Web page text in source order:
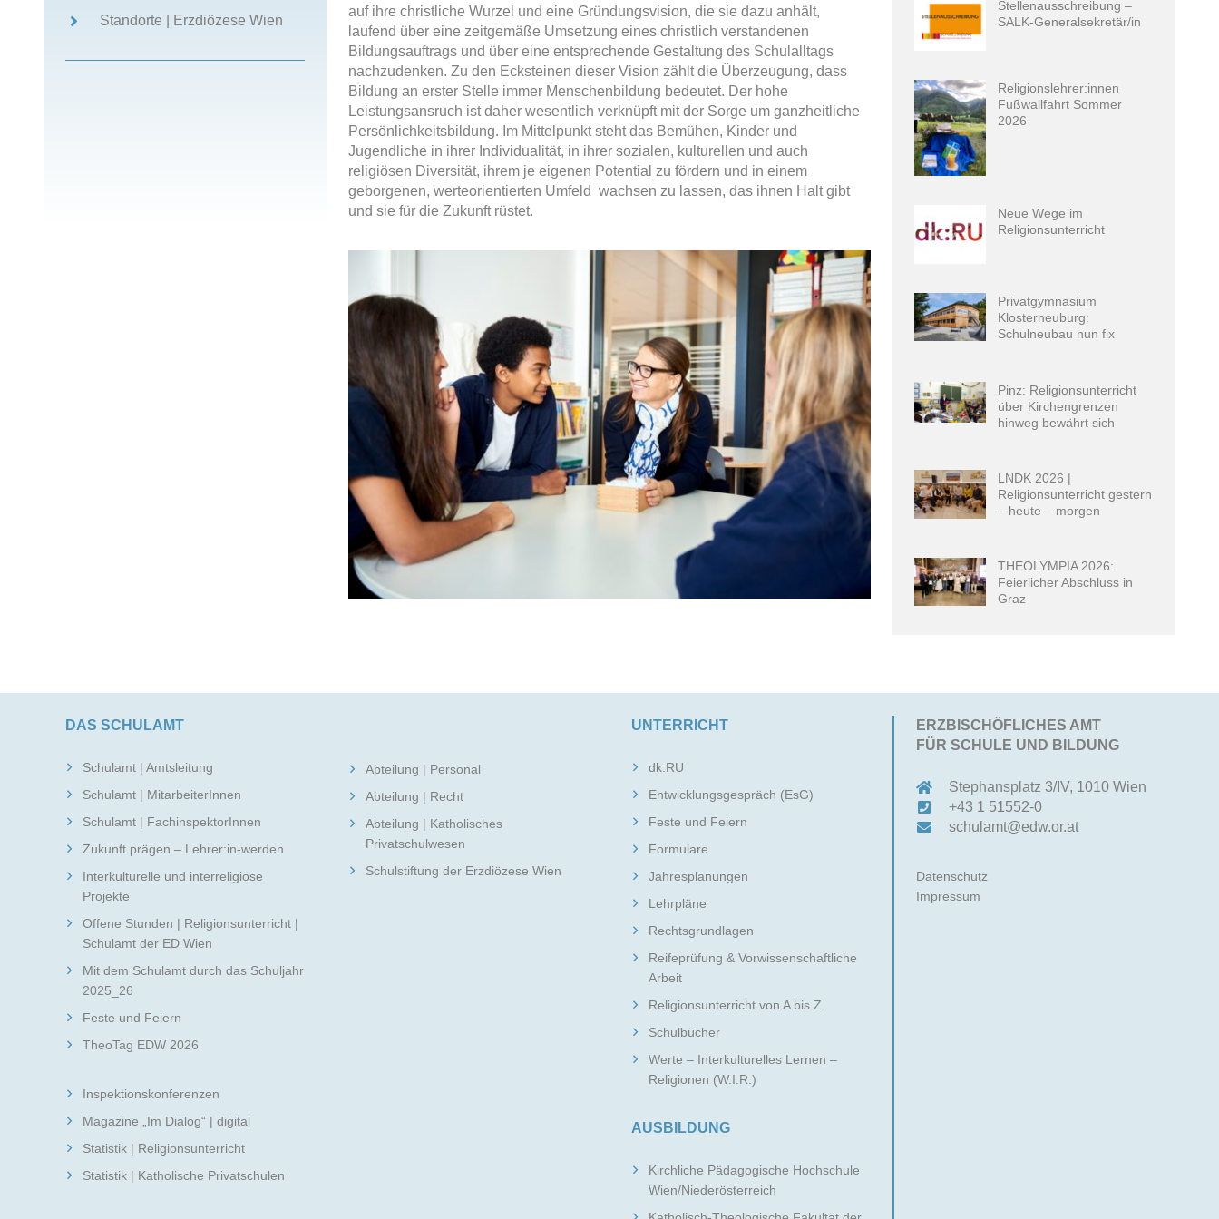
Standorte | Erzdiözese Wien
auf ihre christliche Wurzel und eine Gründungsvision, die sie dazu anhält,
laufend über eine zeitgemäße Umsetzung eines christlich verstandenen
Bildungsauftrags und über eine entsprechende Gestaltung des Schulalltags
nachzudenken. Zu den Ecksteinen dieser Vision zählt die Überzeugung, dass
Bildung an erster Stelle immer Menschenbildung bedeutet. Der hohe
Leistungsansruch ist daher wesentlich verknüpft mit der Sorge um ganzheitliche
Persönlichkeitsbildung. Im Mittelpunkt steht das Bemühen, Kinder und
Jugendliche in ihrer Individualität, in ihrer sozialen, kulturellen und auch
religiösen Diversität, ihrem je eigenen Potential zu fördern und in einem
geborgenen, werteorientierten Umfeld wachsen zu lassen, das ihnen Halt gibt
und sie für die Zukunft rüstet.
Stellenausschreibung –
SALK-Generalsekretär/in
Religionslehrer:innen
Fußwallfahrt Sommer
2026
Neue Wege im
Religionsunterricht
Privatgymnasium
Klosterneuburg:
Schulneubau nun fix
Pinz: Religionsunterricht
über Kirchengrenzen
hinweg bewährt sich
LNDK 2026 |
Religionsunterricht gestern
– heute – morgen
THEOLYMPIA 2026:
Feierlicher Abschluss in
Graz
DAS SCHULAMT
Schulamt | Amtsleitung
Schulamt | MitarbeiterInnen
Schulamt | FachinspektorInnen
Zukunft prägen – Lehrer:in-werden
Interkulturelle und interreligiöse
Projekte
Offene Stunden | Religionsunterricht |
Schulamt der ED Wien
Mit dem Schulamt durch das Schuljahr
2025_26
Feste und Feiern
TheoTag EDW 2026
Inspektionskonferenzen
Magazine „Im Dialog“ | digital
Statistik | Religionsunterricht
Statistik | Katholische Privatschulen
Abteilung | Personal
Abteilung | Recht
Abteilung | Katholisches
Privatschulwesen
Schulstiftung der Erzdiözese Wien
UNTERRICHT
dk:RU
Entwicklungsgespräch (EsG)
Feste und Feiern
Formulare
Jahresplanungen
Lehrpläne
Rechtsgrundlagen
Reifeprüfung & Vorwissenschaftliche
Arbeit
Religionsunterricht von A bis Z
Schulbücher
Werte – Interkulturelles Lernen –
Religionen (W.I.R.)
AUSBILDUNG
Kirchliche Pädagogische Hochschule
Wien/Niederösterreich
ERZBISCHÖFLICHES AMT
FÜR SCHULE UND BILDUNG
Stephansplatz 3/IV, 1010 Wien
+43 1 51552-0
schulamt@edw.or.at
Datenschutz
Impressum